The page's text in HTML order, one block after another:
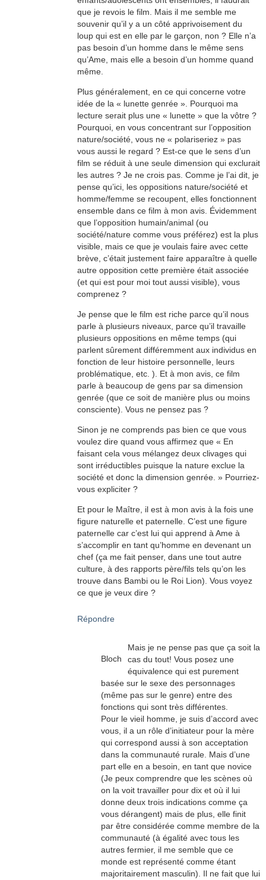
que je revois le film. Mais il me semble me
souvenir qu’il y a un côté apprivoisement du
loup qui est en elle par le garçon, non ? Elle n’a
pas besoin d’un homme dans le même sens
qu’Ame, mais elle a besoin d’un homme quand
même.
Plus généralement, en ce qui concerne votre
idée de la « lunette genrée ». Pourquoi ma
lecture serait plus une « lunette » que la vôtre ?
Pourquoi, en vous concentrant sur l’opposition
nature/société, vous ne « polariseriez » pas
vous aussi le regard ? Est-ce que le sens d’un
film se réduit à une seule dimension qui exclurait
les autres ? Je ne crois pas. Comme je l’ai dit, je
pense qu’ici, les oppositions nature/société et
homme/femme se recoupent, elles fonctionnent
ensemble dans ce film à mon avis. Évidemment
que l’opposition humain/animal (ou
société/nature comme vous préférez) est la plus
visible, mais ce que je voulais faire avec cette
brève, c’était justement faire apparaître à quelle
autre opposition cette première était associée
(et qui est pour moi tout aussi visible), vous
comprenez ?
Je pense que le film est riche parce qu’il nous
parle à plusieurs niveaux, parce qu’il travaille
plusieurs oppositions en même temps (qui
parlent sûrement différemment aux individus en
fonction de leur histoire personnelle, leurs
problématique, etc. ). Et à mon avis, ce film
parle à beaucoup de gens par sa dimension
genrée (que ce soit de manière plus ou moins
consciente). Vous ne pensez pas ?
Sinon je ne comprends pas bien ce que vous
voulez dire quand vous affirmez que « En
faisant cela vous mélangez deux clivages qui
sont irréductibles puisque la nature exclue la
société et donc la dimension genrée. » Pourriez-
vous expliciter ?
Et pour le Maître, il est à mon avis à la fois une
figure naturelle et paternelle. C’est une figure
paternelle car c’est lui qui apprend à Ame à
s’accomplir en tant qu’homme en devenant un
chef (ça me fait penser, dans une tout autre
culture, à des rapports père/fils tels qu’on les
trouve dans Bambi ou le Roi Lion). Vous voyez
ce que je veux dire ?
Répondre
Bloch
Mais je ne pense pas que ça soit la
cas du tout! Vous posez une
équivalence qui est purement
basée sur le sexe des personnages
(même pas sur le genre) entre des
fonctions qui sont très différentes.
Pour le vieil homme, je suis d’accord avec
vous, il a un rôle d’initiateur pour la mère
qui correspond aussi à son acceptation
dans la communauté rurale. Mais d’une
part elle en a besoin, en tant que novice
(Je peux comprendre que les scènes où
on la voit travailler pour dix et où il lui
donne deux trois indications comme ça
vous dérangent) mais de plus, elle finit
par être considérée comme membre de la
communauté (à égalité avec tous les
autres fermier, il me semble que ce
monde est représenté comme étant
majoritairement masculin). Il ne fait que lui